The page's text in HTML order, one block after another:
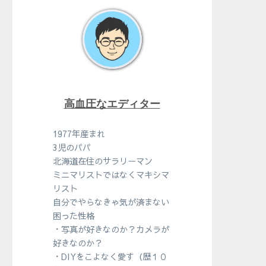
高血圧なエディター
1977年産まれ
3児のパパ
北海道在住のサラリーマン
ミニマリストではなくマキシマ
リスト
自分でやらなきゃ気が済まない
困った性格
・写真が好きなのか？カメラが
好きなのか？
・DIYをこよなく愛す（歴１０